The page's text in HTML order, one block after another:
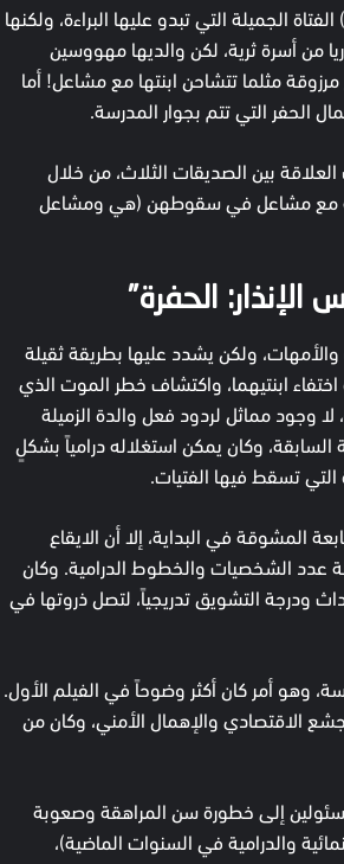
الجميلة التي تبدو عليها البراءة، ولكنها
من أسرة ثرية، لكن والديها مهووسين
مرزوقة مثلما تتشاحن ابنتها مع مشاعل! أما
الحفر التي تتم بجوار المدرسة.
بين الصديقات الثلاث، من خلال
مع مشاعل في سقوطهن (هي ومشاعل
الحفرة”
ولكن يشدد عليها بطريقة ثقيلة
اختفاء ابنتيهما، واكتشاف خطر الموت الذي
لا وجود مماثل لردود فعل والدة الزميلة
وكان يمكن استغلاله درامياً بشكلٍ
التي تسقط فيها الفتيات.
المشوقة في البداية، إلا أن الايقاع
عدد الشخصيات والخطوط الدرامية. وكان
ودرجة التشويق تدريجياً، لتصل ذروتها في
وهو أمر كان أكثر وضوحاً في الفيلم الأول.
الاقتصادي والإهمال الأمني، وكان من
إلى خطورة سن المراهقة وصعوبة
والدرامية في السنوات الماضية)،